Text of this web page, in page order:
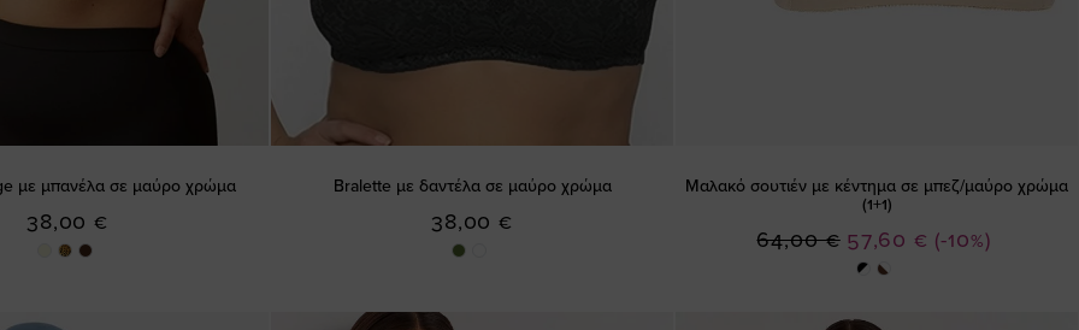
με μπανέλα σε μαύρο χρώμα
38,00 €
Bralette με δαντέλα σε μαύρο χρώμα
38,00 €
Μαλακό σουτιέν με κέντημα σε μπεζ/μαύρο χρώμα
(1+1)
(-10%)
Ειδική
Τιμή
57,60 €
64,00 €